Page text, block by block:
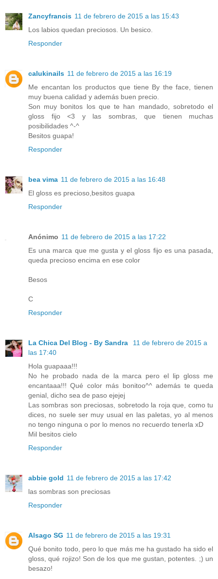
Zancyfrancis 11 de febrero de 2015 a las 15:43
Los labios quedan preciosos. Un besico.
Responder
calukinails 11 de febrero de 2015 a las 16:19
Me encantan los productos que tiene By the face, tienen
muy buena calidad y además buen precio.
Son muy bonitos los que te han mandado, sobretodo el
gloss fijo <3 y las sombras, que tienen muchas
posibilidades ^-^
Besitos guapa!
Responder
bea vima 11 de febrero de 2015 a las 16:48
El gloss es precioso,besitos guapa
Responder
Anónimo 11 de febrero de 2015 a las 17:22
Es una marca que me gusta y el gloss fijo es una pasada,
queda precioso encima en ese color
Besos
C
Responder
La Chica Del Blog - By Sandra
11 de febrero de 2015 a
las 17:40
Hola guapaaa!!!
No he probado nada de la marca pero el lip gloss me
encantaaa!!! Qué color más bonitoo^^ además te queda
genial, dicho sea de paso ejejej
Las sombras son preciosas, sobretodo la roja que, como tu
dices, no suele ser muy usual en las paletas, yo al menos
no tengo ninguna o por lo menos no recuerdo tenerla xD
Mil besitos cielo
Responder
abbie gold 11 de febrero de 2015 a las 17:42
las sombras son preciosas
Responder
Alsago SG 11 de febrero de 2015 a las 19:31
Qué bonito todo, pero lo que más me ha gustado ha sido el
gloss, qué rojizo! Son de los que me gustan, potentes. ;) un
besazo!